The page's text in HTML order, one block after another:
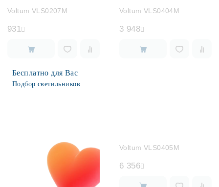
Voltum VLS0207M
931
Voltum VLS0404M
3 948
Бесплатно для Вас
Подбор светильников
Voltum VLS0405M
6 356